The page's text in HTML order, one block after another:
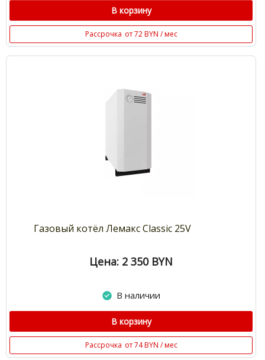
В корзину
Рассрочка от 72 BYN / мес
Газовый котёл Лемакс Classic 25V
Цена: 2 350 BYN
В наличии
В корзину
Рассрочка от 74 BYN / мес